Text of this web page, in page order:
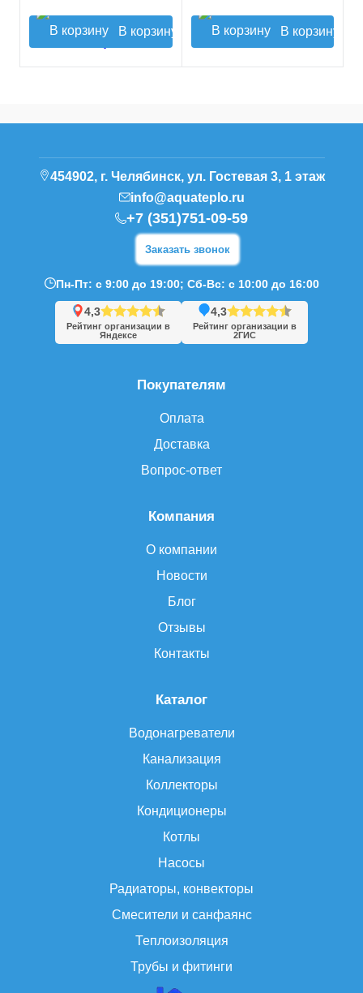
В корзину В корзину
Каталог
Водонагреватели
Канализация
Коллекторы
Кондиционеры
Котлы
Насосы
Радиаторы, конвекторы
Смесители и санфаянс
Теплоизоляция
Трубы и фитинги
Компания
О компании
Новости
Блог
Отзывы
Контакты
Покупателям
Оплата
Доставка
Вопрос-ответ
454902, г. Челябинск, ул. Гостевая 3, 1 этаж
info@aquateplo.ru
+7 (351)751-09-59
Заказать звонок
Пн-Пт: с 9:00 до 19:00; Сб-Вс: с 10:00 до 16:00
4,3
Рейтинг организации в
Яндексе
4,3
Рейтинг организации в
2ГИС